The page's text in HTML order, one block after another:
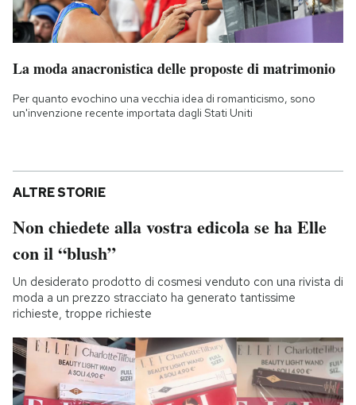
La moda anacronistica delle proposte di matrimonio
Per quanto evochino una vecchia idea di romanticismo, sono
un'invenzione recente importata dagli Stati Uniti
ALTRE STORIE
Non chiedete alla vostra edicola se ha Elle
con il “blush”
Un desiderato prodotto di cosmesi venduto con una rivista di
moda a un prezzo stracciato ha generato tantissime
richieste, troppe richieste